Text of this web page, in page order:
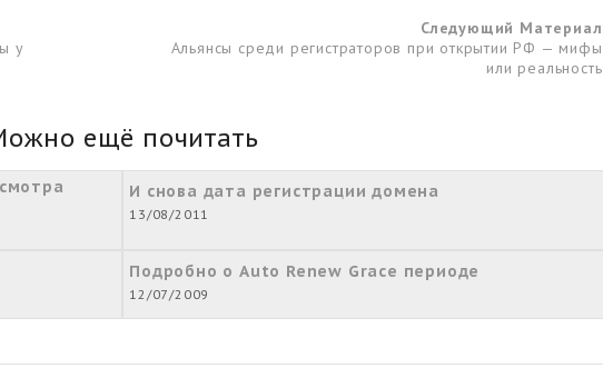
у
Следующий Материал
Альянсы среди регистраторов при открытии РФ — мифы
или реальность
ещё почитать
И снова дата регистрации домена
13/08/2011
Подробно о Auto Renew Grace периоде
12/07/2009